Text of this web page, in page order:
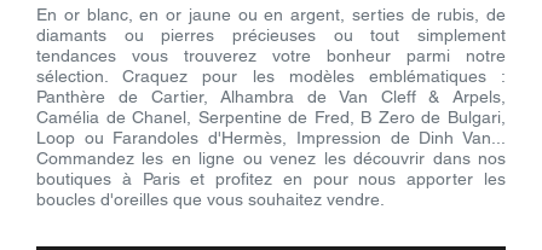
En or blanc, en or jaune ou en argent, serties de rubis, de
diamants ou pierres précieuses ou tout simplement
tendances vous trouverez votre bonheur parmi notre
sélection. Craquez pour les modèles emblématiques :
Panthère de Cartier, Alhambra de Van Cleff & Arpels,
Camélia de Chanel, Serpentine de Fred, B Zero de Bulgari,
Loop ou Farandoles d'Hermès, Impression de Dinh Van...
Commandez les en ligne ou venez les découvrir dans nos
boutiques à Paris et profitez en pour nous apporter les
boucles d'oreilles que vous souhaitez vendre.